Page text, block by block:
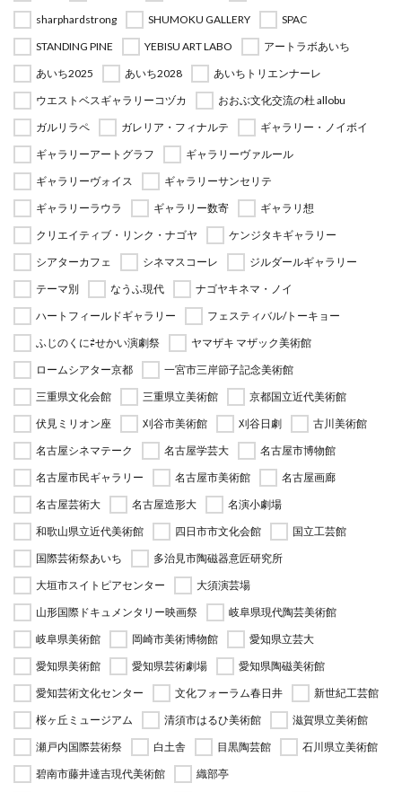
sharphardstrong
SHUMOKU GALLERY
SPAC
STANDING PINE
YEBISU ART LABO
アートラボあいち
あいち2025
あいち2028
あいちトリエンナーレ
ウエストベスギャラリーコヅカ
おおぶ文化交流の杜 allobu
ガルリラペ
ガレリア・フィナルテ
ギャラリー・ノイボイ
ギャラリーアートグラフ
ギャラリーヴァルール
ギャラリーヴォイス
ギャラリーサンセリテ
ギャラリーラウラ
ギャラリー数寄
ギャラリ想
クリエイティブ・リンク・ナゴヤ
ケンジタキギャラリー
シアターカフェ
シネマスコーレ
ジルダールギャラリー
テーマ別
なうふ現代
ナゴヤキネマ・ノイ
ハートフィールドギャラリー
フェスティバル/トーキョー
ふじのくに⇄せかい演劇祭
ヤマザキ マザック美術館
ロームシアター京都
一宮市三岸節子記念美術館
三重県文化会館
三重県立美術館
京都国立近代美術館
伏見ミリオン座
刈谷市美術館 刈谷日劇
古川美術館
名古屋シネマテーク
名古屋学芸大
名古屋市博物館
名古屋市民ギャラリー
名古屋市美術館
名古屋画廊
名古屋芸術大
名古屋造形大
名演小劇場
和歌山県立近代美術館
四日市市文化会館
国立工芸館
国際芸術祭あいち
多治見市陶磁器意匠研究所
大垣市スイトピアセンター
大須演芸場
山形国際ドキュメンタリー映画祭
岐阜県現代陶芸美術館
岐阜県美術館
岡崎市美術博物館
愛知県立芸大
愛知県美術館
愛知県芸術劇場
愛知県陶磁美術館
愛知芸術文化センター
文化フォーラム春日井
新世紀工芸館
桜ヶ丘ミュージアム
清須市はるひ美術館
滋賀県立美術館
瀬戸内国際芸術祭
白土舎 目黒陶芸館
石川県立美術館
碧南市藤井達吉現代美術館
織部亭